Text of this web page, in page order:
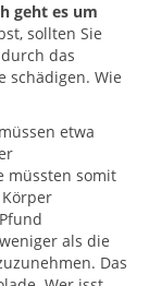
geht es um
sollten Sie
das
schädigen. Wie
etwa
müssten somit
als die
Das